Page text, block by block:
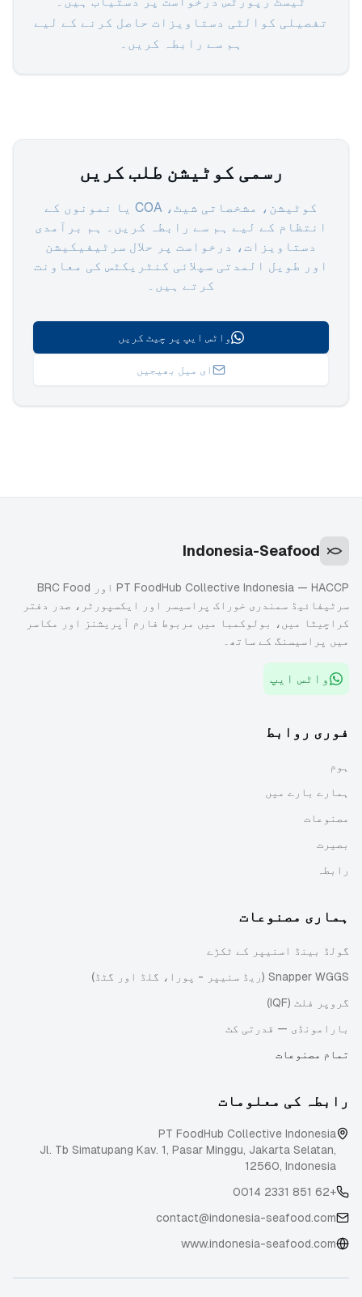
تفصیلی کوالٹی دستاویزات حاصل کرنے کے لیے
ہم سے رابطہ کریں۔
رسمی کوٹیشن طلب کریں
کوٹیشن، مشخصاتی شیٹ، COA یا نمونوں کے
انتظام کے لیے ہم سے رابطہ کریں۔ ہم برآمدی
دستاویزات، درخواست پر حلال سرٹیفیکیشن
اور طویل المدتی سپلائی کنٹریکٹس کی معاونت
کرتے ہیں۔
واٹس ایپ پر چیٹ کریں
ای میل بھیجیں
Indonesia-Seafood
PT FoodHub Collective Indonesia — HACCP اور BRC Food
سرٹیفائیڈ سمندری خوراک پراسیسر اور ایکسپورٹر، صدر دفتر
کراچیٹا میں، بولوکمبا میں مربوط فارم آپریشنز اور مکاسر
میں پراسیسنگ کے ساتھ۔
واٹس ایپ
فوری روابط
ہوم
ہمارے بارے میں
مصنوعات
بصیرت
رابطہ
ہماری مصنوعات
گولڈ بینڈ اسنیپر کے ٹکڑے
Snapper WGGS (ریڈ سنیپر - پورا، گلڈ اور گٹڈ)
گروپر فلٹ (IQF)
بارامونڈی — قدرتی کٹ
تمام مصنوعات
رابطہ کی معلومات
PT FoodHub Collective Indonesia
Jl. Tb Simatupang Kav. 1, Pasar Minggu, Jakarta Selatan,
12560, Indonesia
+62 851 2331 0014
contact@indonesia-seafood.com
www.indonesia-seafood.com